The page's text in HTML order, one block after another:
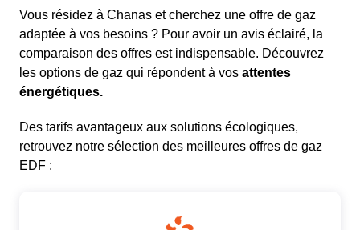
Vous résidez à Chanas et cherchez une offre de gaz
adaptée à vos besoins ? Pour avoir un avis éclairé, la
comparaison des offres est indispensable. Découvrez
les options de gaz qui répondent à vos attentes
énergétiques.
Des tarifs avantageux aux solutions écologiques,
retrouvez notre sélection des meilleures offres de gaz
EDF :